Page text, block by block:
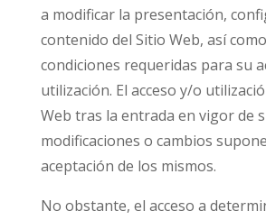
a modificar la presentación,
contenido del Sitio Web, así
condiciones requeridas para su
utilización. El acceso y/o
Web tras la entrada en vigor de
modificaciones o cambios
aceptación de los mismos.
No obstante, el acceso a